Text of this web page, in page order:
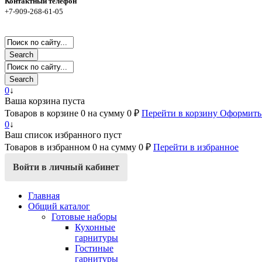
+7-909-268-61-05
Search
Search
0↓
Ваша корзина пуста
Товаров в корзине 0 на сумму 0 ₽ Перейти в корзину Оформить
0↓
Ваш список избранного пуст
Товаров в избранном 0 на сумму 0 ₽ Перейти в избранное
Войти в личный кабинет
Главная
Общий каталог
Готовые наборы
Кухонные
гарнитуры
Гостиные
гарнитуры